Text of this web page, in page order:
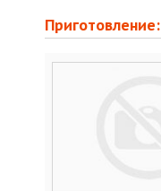
Приготовление: